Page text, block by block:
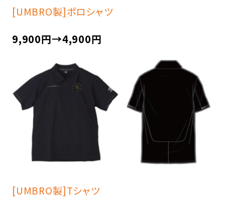
[UMBRO製]ポロシャツ
9,900円→4,900円
[UMBRO製]Tシャツ